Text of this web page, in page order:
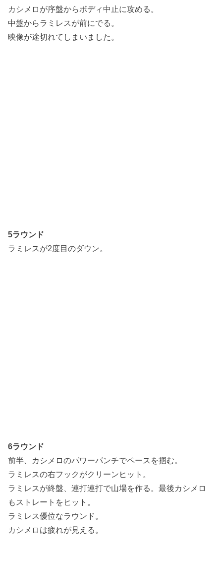
カシメロが序盤からボディ中止に攻める。
中盤からラミレスが前にでる。
映像が途切れてしまいました。
5ラウンド
ラミレスが2度目のダウン。
6ラウンド
前半、カシメロのパワーパンチでペースを掴む。
ラミレスの右フックがクリーンヒット。
ラミレスが終盤、連打連打で山場を作る。最後カシメロ
もストレートをヒット。
ラミレス優位なラウンド。
カシメロは疲れが見える。